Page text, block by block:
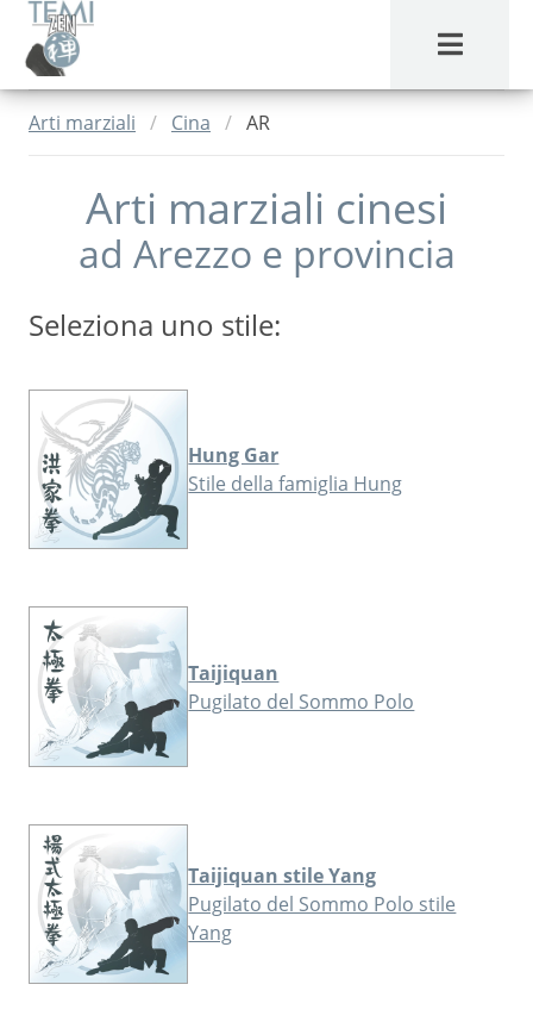
MENU
Arti marziali Cina AR
Arti marziali cinesi
ad Arezzo e provincia
Seleziona uno stile:
Hung Gar
Stile della famiglia Hung
Taijiquan
Pugilato del Sommo Polo
Taijiquan stile Yang
Pugilato del Sommo Polo stile
Yang